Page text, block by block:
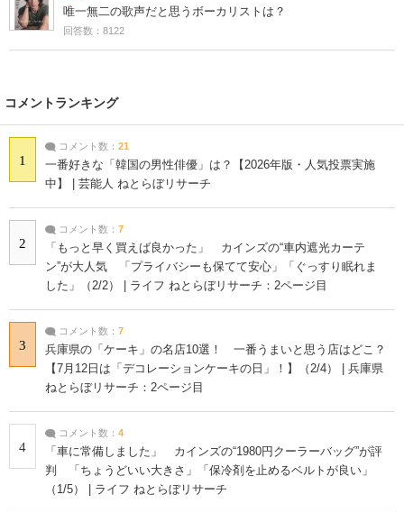
唯一無二の歌声だと思うボーカリストは？
回答数：8122
コメントランキング
1
コメント数： 21
一番好きな「韓国の男性俳優」は？【2026年版・人気投票実施
中】 | 芸能人 ねとらぼリサーチ
2
コメント数： 7
「もっと早く買えば良かった」 カインズの“車内遮光カーテ
ン”が大人気 「プライバシーも保てて安心」「ぐっすり眠れま
した」（2/2） | ライフ ねとらぼリサーチ：2ページ目
3
コメント数： 7
兵庫県の「ケーキ」の名店10選！ 一番うまいと思う店はどこ？
【7月12日は「デコレーションケーキの日」！】（2/4） | 兵庫県
ねとらぼリサーチ：2ページ目
4
コメント数： 4
「車に常備しました」 カインズの“1980円クーラーバッグ”が評
判 「ちょうどいい大きさ」「保冷剤を止めるベルトが良い」
（1/5） | ライフ ねとらぼリサーチ